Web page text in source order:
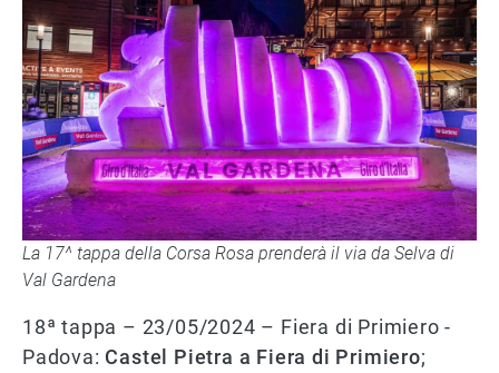
La 17^ tappa della Corsa Rosa prenderà il via da Selva di
Val Gardena
18ª tappa – 23/05/2024 – Fiera di Primiero -
Padova: Castel Pietra a Fiera di Primiero;